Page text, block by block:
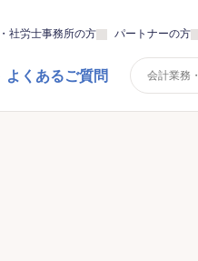
社労士事務所の方 パートナーの方
よくあるご質問